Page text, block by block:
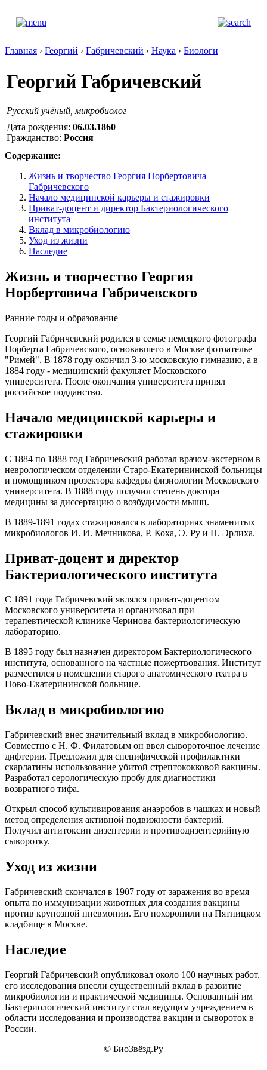
Главная › Георгий › Габричевский › Наука › Биологи
Георгий Габричевский
Русский учёный, микробиолог
Дата рождения: 06.03.1860
Гражданство: Россия
Содержание:
Жизнь и творчество Георгия Норбертовича
Габричевского
Начало медицинской карьеры и стажировки
Приват-доцент и директор Бактериологического
института
Вклад в микробиологию
Уход из жизни
Наследие
Жизнь и творчество Георгия
Норбертовича Габричевского
Ранние годы и образование
Георгий Габричевский родился в семье немецкого фотографа
Норберта Габричевского, основавшего в Москве фотоателье
"Римей". В 1878 году окончил 3-ю московскую гимназию, а в
1884 году - медицинский факультет Московского
университета. После окончания университета принял
российское подданство.
Начало медицинской карьеры и
стажировки
С 1884 по 1888 год Габричевский работал врачом-экстерном в
неврологическом отделении Старо-Екатерининской больницы
и помощником прозектора кафедры физиологии Московского
университета. В 1888 году получил степень доктора
медицины за диссертацию о возбудимости мышц.
В 1889-1891 годах стажировался в лабораториях знаменитых
микробиологов И. И. Мечникова, Р. Коха, Э. Ру и П. Эрлиха.
Приват-доцент и директор
Бактериологического института
С 1891 года Габричевский являлся приват-доцентом
Московского университета и организовал при
терапевтической клинике Черинова бактериологическую
лабораторию.
В 1895 году был назначен директором Бактериологического
института, основанного на частные пожертвования. Институт
разместился в помещении старого анатомического театра в
Ново-Екатерининской больнице.
Вклад в микробиологию
Габричевский внес значительный вклад в микробиологию.
Совместно с Н. Ф. Филатовым он ввел сывороточное лечение
дифтерии. Предложил для специфической профилактики
скарлатины использование убитой стрептококковой вакцины.
Разработал серологическую пробу для диагностики
возвратного тифа.
Открыл способ культивирования анаэробов в чашках и новый
метод определения активной подвижности бактерий.
Получил антитоксин дизентерии и противодизентерийную
сыворотку.
Уход из жизни
Габричевский скончался в 1907 году от заражения во время
опыта по иммунизации животных для создания вакцины
против крупозной пневмонии. Его похоронили на Пятницком
кладбище в Москве.
Наследие
Георгий Габричевский опубликовал около 100 научных работ,
его исследования внесли существенный вклад в развитие
микробиологии и практической медицины. Основанный им
Бактериологический институт стал ведущим учреждением в
области исследования и производства вакцин и сывороток в
России.
© БиоЗвёзд.Ру